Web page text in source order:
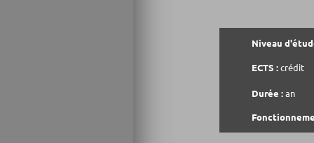
Niveau
ECTS :crédit
Durée :an